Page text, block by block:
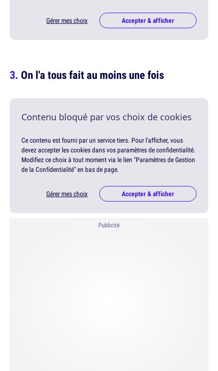
Gérer mes choix Accepter & afficher
On l'a tous fait au moins une fois
Contenu bloqué par vos choix de cookies
Ce contenu est fourni par un service tiers. Pour l'afficher, vous
devez accepter les cookies dans vos paramètres de confidentialité.
Modifiez ce choix à tout moment via le lien "Paramètres de Gestion
de la Confidentialité" en bas de page.
Gérer mes choix Accepter & afficher
Publicité